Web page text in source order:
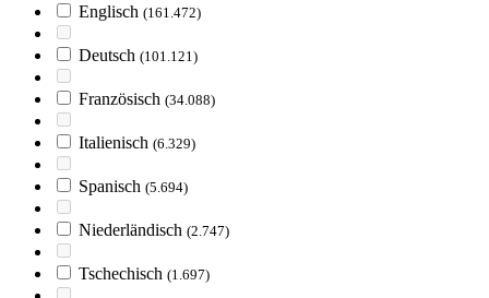
Englisch (161.472)
Deutsch (101.121)
Französisch (34.088)
Italienisch (6.329)
Spanisch (5.694)
Niederländisch (2.747)
Tschechisch (1.697)